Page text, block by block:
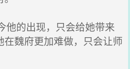
的出现，只会给她带来
魏府更加难做，只会让师